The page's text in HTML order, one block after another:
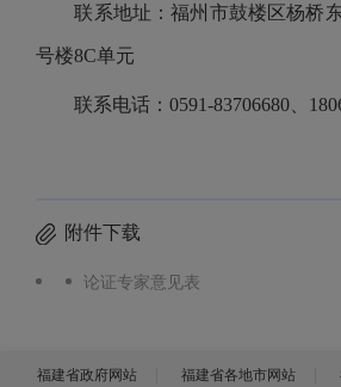
联系地址：福州市鼓楼区杨桥东
号楼8C单元
联系电话：0591-83706680、
附件下载
论证专家意见表
福建省政府网站 福建省各地市网站